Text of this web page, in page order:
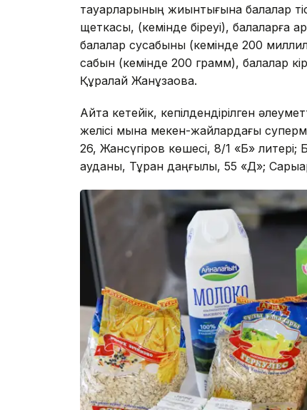
тауарларының жиынтығына балалар
щеткасы, (кемінде біреуі), балаларға
балалар сусабыны (кемінде 200
сабын (кемінде 200 грамм), балалар
Құралай Жанұзақова.
Айта кетейік, кепілдендірілген
желісі мына мекен-жайлардағы
26, Жансүгіров көшесі, 8/1 «Б»
ауданы, Тұран даңғылы, 55 «Д»;